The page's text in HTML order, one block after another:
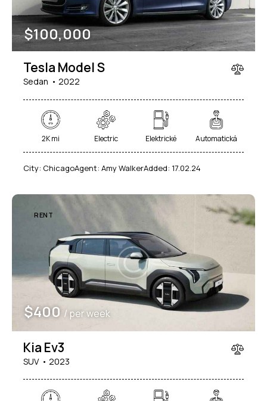
$100,000
Tesla Model S
Sedan 2022
2K mi Electric Elektrické Automatická
City: ChicagoAgent: Amy WalkerAdded: 17.02.24
RENT
$400 / per week
Kia Ev3
SUV 2023